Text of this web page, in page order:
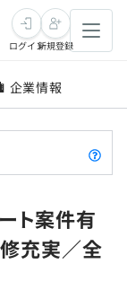
ログイン新規登録
企業情報
ト案件有
充実／全